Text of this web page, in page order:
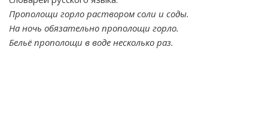
Прополощи горло раствором соли и соды.
На ночь обязательно прополощи горло.
Бельё прополощи в воде несколько раз.